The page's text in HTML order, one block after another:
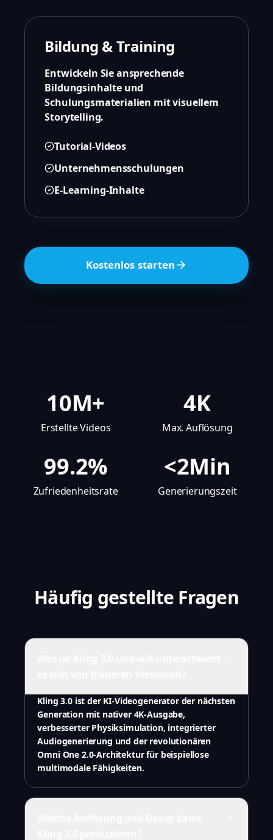
Bildung & Training
Entwickeln Sie ansprechende
Bildungsinhalte und
Schulungsmaterialien mit visuellem
Storytelling.
Tutorial-Videos
Unternehmensschulungen
E-Learning-Inhalte
Kostenlos starten
10M+
Erstellte Videos
4K
Max. Auflösung
99.2%
Zufriedenheitsrate
<2Min
Generierungszeit
Häufig gestellte Fragen
Kling 3.0 ist der KI-Videogenerator der nächsten
Generation mit nativer 4K-Ausgabe,
verbesserter Physiksimulation, integrierter
Audiogenerierung und der revolutionären
Omni One 2.0-Architektur für beispiellose
multimodale Fähigkeiten.